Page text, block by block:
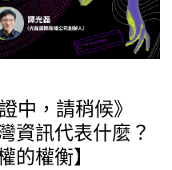
中，請稍候》
資訊代表什麼？
的權衡】